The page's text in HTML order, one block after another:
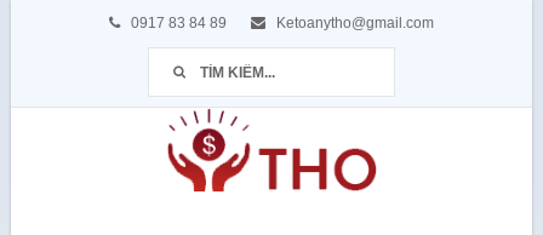
0917 83 84 89 Ketoanytho@gmail.com